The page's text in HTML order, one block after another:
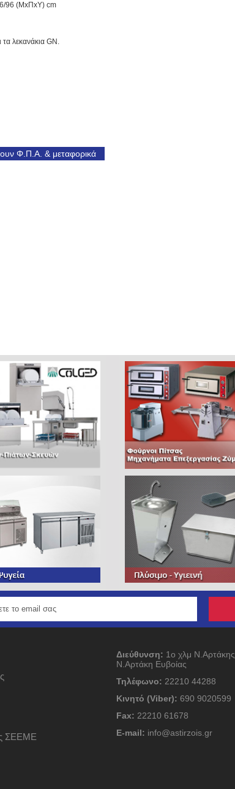
96 (ΜxΠxΥ) cm
τα λεκανάκια GN.
Φ.Π.Α. & μεταφορικά
ΣΕΕΜΕ
Διεύθυνση: 1ο χλμ
Ν.Αρτάκη Ευβοίας
Τηλέφωνο: 22210 44288
Κινητό (Viber): 690 9020599
Fax: 22210 61678
E-mail: info@astirzois.gr